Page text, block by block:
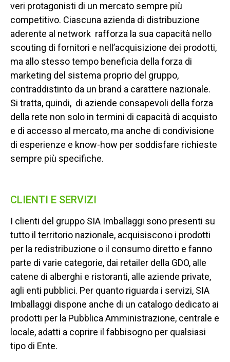
veri protagonisti di un mercato sempre più
competitivo. Ciascuna azienda di distribuzione
aderente al network rafforza la sua capacità nello
scouting di fornitori e nell’acquisizione dei prodotti,
ma allo stesso tempo beneficia della forza di
marketing del sistema proprio del gruppo,
contraddistinto da un brand a carattere nazionale.
Si tratta, quindi, di aziende consapevoli della forza
della rete non solo in termini di capacità di acquisto
e di accesso al mercato, ma anche di condivisione
di esperienze e know-how per soddisfare richieste
sempre più specifiche.
CLIENTI E SERVIZI
I clienti del gruppo SIA Imballaggi sono presenti su
tutto il territorio nazionale, acquisiscono i prodotti
per la redistribuzione o il consumo diretto e fanno
parte di varie categorie, dai retailer della GDO, alle
catene di alberghi e ristoranti, alle aziende private,
agli enti pubblici. Per quanto riguarda i servizi, SIA
Imballaggi dispone anche di un catalogo dedicato ai
prodotti per la Pubblica Amministrazione, centrale e
locale, adatti a coprire il fabbisogno per qualsiasi
tipo di Ente.